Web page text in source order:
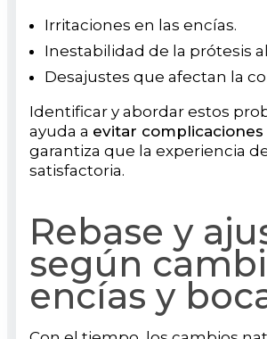
Irritaciones en las encías.
Inestabilidad de la prótesis
Desajustes que afectan la
Identificar y abordar estos
ayuda a evitar complicaciones
garantiza que la experiencia
satisfactoria.
Rebase y
según
encías y